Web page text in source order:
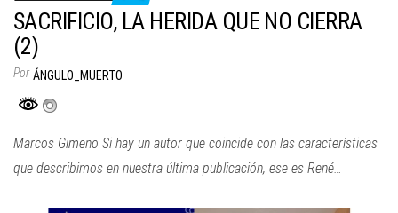
SACRIFICIO, LA HERIDA QUE NO CIERRA
(2)
Por ÁNGULO_MUERTO
Marcos Gimeno Si hay un autor que coincide con las características
que describimos en nuestra última publicación, ese es René…